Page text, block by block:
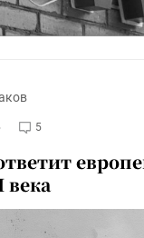
5
века